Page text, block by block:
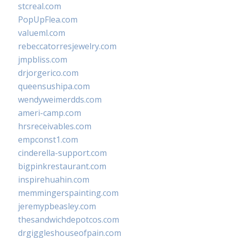
stcreal.com
PopUpFlea.com
valueml.com
rebeccatorresjewelry.com
jmpbliss.com
drjorgerico.com
queensushipa.com
wendyweimerdds.com
ameri-camp.com
hrsreceivables.com
empconst1.com
cinderella-support.com
bigpinkrestaurant.com
inspirehuahin.com
memmingerspainting.com
jeremypbeasley.com
thesandwichdepotcos.com
drgiggleshouseofpain.com